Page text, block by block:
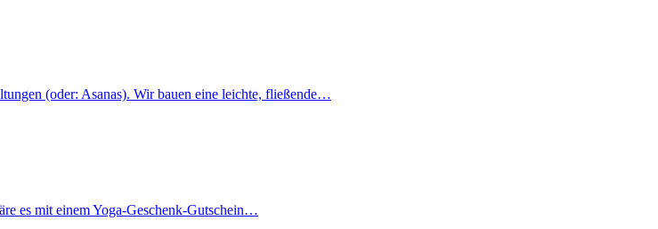
(oder: Asanas). Wir bauen eine leichte, fließende…
es mit einem Yoga-Geschenk-Gutschein…